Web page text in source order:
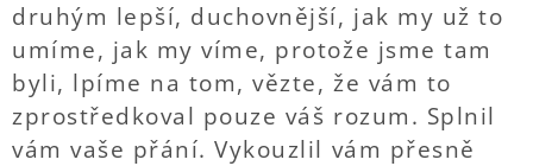
druhým lepší, duchovnější, jak my už to
umíme, jak my víme, protože jsme tam
byli, lpíme na tom, vězte, že vám to
zprostředkoval pouze váš rozum. Splnil
vám vaše přání. Vykouzlil vám přesně